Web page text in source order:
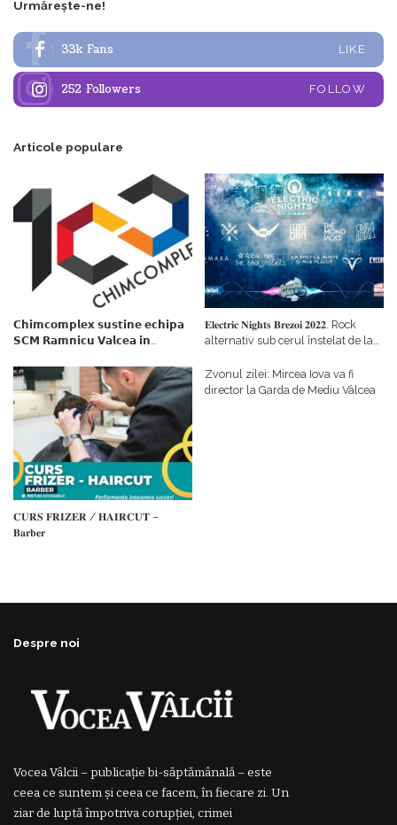
Urmărește-ne!
33k Fans LIKE
252 Followers FOLLOW
Articole populare
𝗖𝗵𝗶𝗺𝗰𝗼𝗺𝗽𝗹𝗲𝘅 𝘀𝘂𝘀𝘁𝗶𝗻𝗲 𝗲𝗰𝗵𝗶𝗽𝗮
𝗦𝗖𝗠 𝗥𝗮𝗺𝗻𝗶𝗰𝘂 𝗩𝗮𝗹𝗰𝗲𝗮 𝗶𝗻
𝗳𝗶𝗻𝗮𝗻𝘁𝗮𝘁𝗼𝗿
𝐄𝐥𝐞𝐜𝐭𝐫𝐢𝐜 𝐍𝐢𝐠𝐡𝐭𝐬 𝐁𝐫𝐞𝐳𝐨𝐢 𝟐𝟎𝟐𝟐. Rock
alternativ sub cerul înstelat de la
𝐂𝐔𝐑𝐒 𝐅𝐑𝐈𝐙𝐄𝐑 / 𝐇𝐀𝐈𝐑𝐂𝐔𝐓 –
𝐁𝐚𝐫𝐛𝐞𝐫
Zvonul zilei: Mircea Iova va fi
director la Garda de Mediu Vâlcea
Despre noi
Vocea Vâlcii – publicație bi-săptămânală – este
ceea ce suntem și ceea ce facem, în fiecare zi. Un
ziar de luptă împotriva corupției, crimei